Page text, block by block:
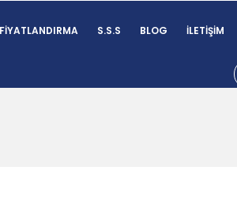
FIYATLANDIRMA S.S.S BLOG İLETIŞIM